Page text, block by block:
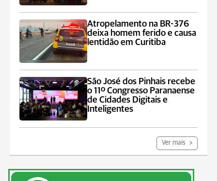
Atropelamento na BR-376
deixa homem ferido e causa
lentidão em Curitiba
São José dos Pinhais recebe
o 11º Congresso Paranaense
de Cidades Digitais e
Inteligentes
Ver mais